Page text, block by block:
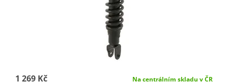
1 269 Kč Na centrálním skladu v ČR